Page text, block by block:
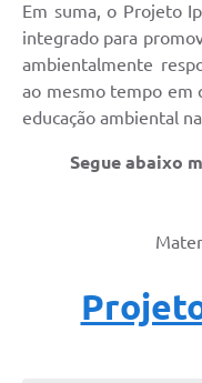
Jornal
SIC
Contato
Em suma, o Projeto
integrado para
ambientalmente
ao mesmo tempo em
educação ambiental
Segue abaixo